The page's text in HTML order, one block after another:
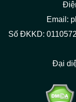
Email:
Số ĐKKD:
Đại